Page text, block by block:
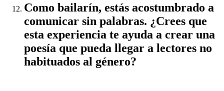
Como bailarín, estás acostumbrado a
comunicar sin palabras. ¿Crees que
esta experiencia te ayuda a crear una
poesía que pueda llegar a lectores no
habituados al género?